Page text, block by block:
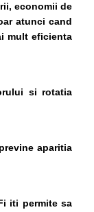
economii de
atunci cand
mult eficienta
si rotatia
aparitia
iti permite sa